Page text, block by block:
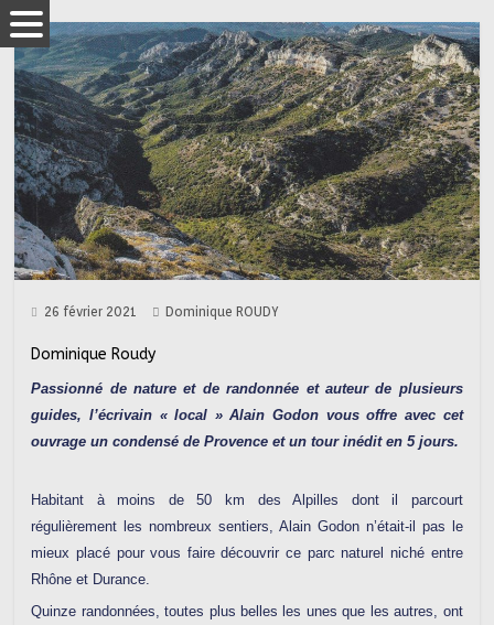
26 février 2021 Dominique ROUDY
Dominique Roudy
Passionné de nature et de randonnée et auteur de plusieurs
guides, l’écrivain « local » Alain Godon vous offre avec cet
ouvrage un condensé de Provence et un tour inédit en 5 jours.
Habitant à moins de 50 km des Alpilles dont il parcourt
régulièrement les nombreux sentiers, Alain Godon n’était-il pas le
mieux placé pour vous faire découvrir ce parc naturel niché entre
Rhône et Durance.
Quinze randonnées, toutes plus belles les unes que les autres, ont